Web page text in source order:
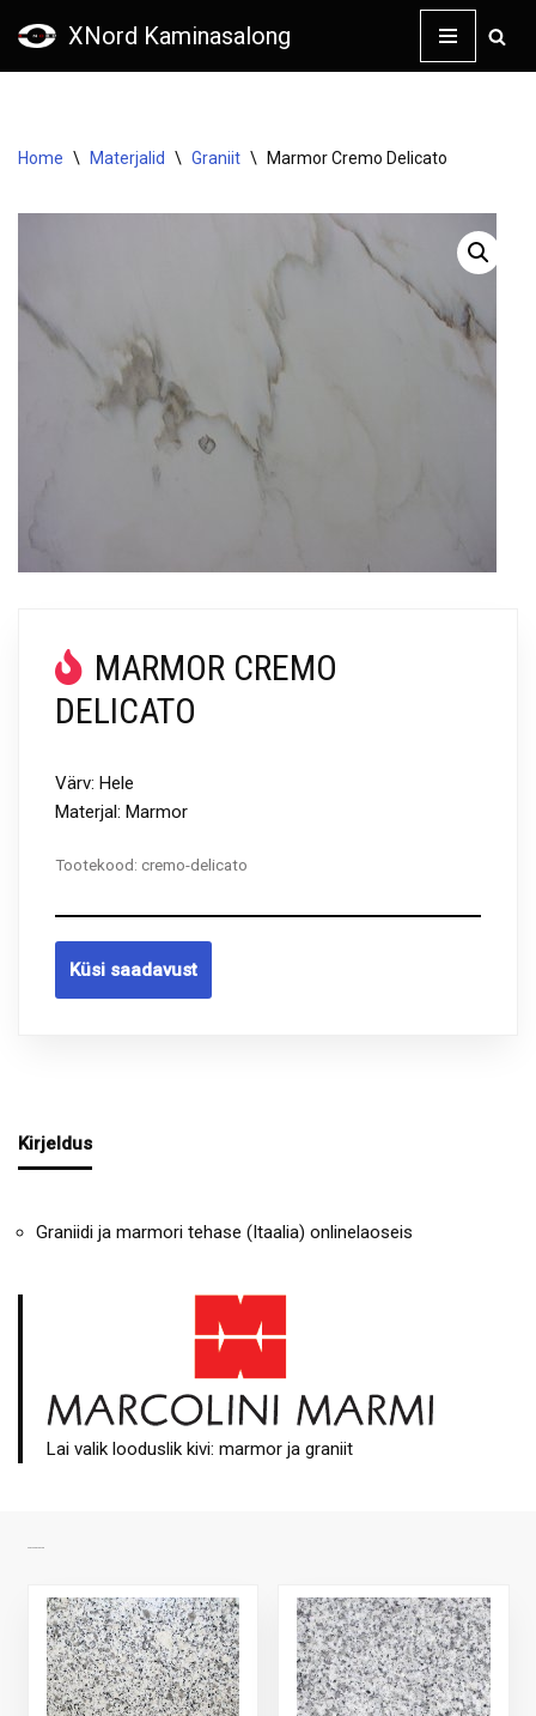
XNord Kaminasalong
Home \ Materjalid \ Graniit \ Marmor Cremo Delicato
MARMOR CREMO
DELICATO
Värv: Hele
Materjal: Marmor
Tootekood: cremo-delicato
Küsi saadavust
Kirjeldus
Graniidi ja marmori tehase (Itaalia) onlinelaoseis
Lai valik looduslik kivi: marmor ja graniit